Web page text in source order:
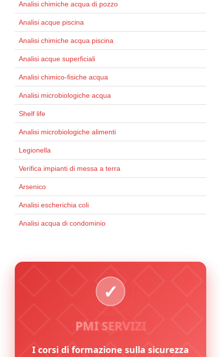
Analisi chimiche acqua di pozzo
Analisi acque piscina
Analisi chimiche acqua piscina
Analisi acque superficiali
Analisi chimico-fisiche acqua
Analisi microbiologiche acqua
Shelf life
Analisi microbiologiche alimenti
Legionella
Verifica impianti di messa a terra
Arsenico
Analisi escherichia coli
Analisi acqua di condominio
PMI SERVIZI
I corsi di formazione sulla sicurezza